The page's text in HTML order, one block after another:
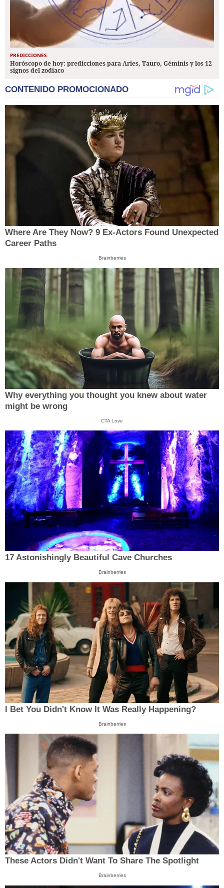
PREDICCIONES
Horóscopo de hoy: predicciones para Aries, Tauro, Géminis y los 12
signos del zodiaco
CONTENIDO PROMOCIONADO
Where Are They Now? 9 Ex-Actors Found Unexpected
Career Paths
Brainberries
Why everything you thought you knew about water
might be wrong
CTA Love
17 Astonishingly Beautiful Cave Churches
Brainberries
I Bet You Didn't Know It Was Really Happening?
Brainberries
These Actors Didn't Want To Share The Spotlight
Brainberries